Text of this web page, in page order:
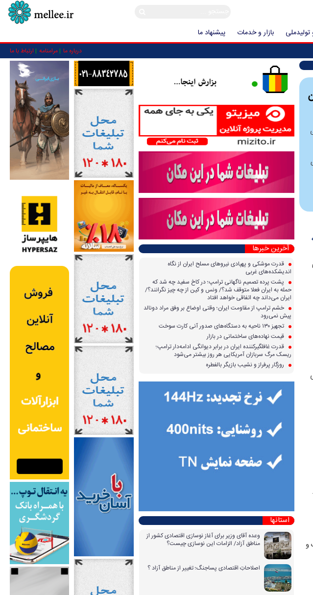
بازار و خدمات پیشنهاد ما
درباره ما مرامنامه ارتباط با ما
۳ نظامی
و
آخرین خبرها
قدرت موشکی و پهپادی نیرو‌های مسلح ایران از نگاه
اندیشکده‌های غربی
پشت پرده تصمیم ناگهانی ترامپ؛ در کاخ سفید چه شد که
حمله به ایران فعلا متوقف شد؟/ ونس و کین از چه چیز نگرانند؟/
ایران می‌داند چه اتفاقی خواهد افتاد
خشم ترامپ از مقاومت ایران؛ وقتی اوضاع بر وفق مراد دونالد
پیش نمی‌رود
تجهیز ۱۳۰ ناحیه به دستگاه‌های صدور آنی کارت سوخت
قیمت نهاده‌های ساختمانی در بازار
قدرت غافلگیرکننده ایران در برابر دیوانگی ادامه‌دار ترامپ؛
ریسک مرگ سربازان آمریکایی هر روز بیشتر می‌شود
روزگار پرفراز و نشیب بازیگر بالفطره
استانها
وعده آقای وزیر برای آغاز نوسازی اقتصادی کشور از
مناطق آزاد/ الزامات این نوسازی چیست؟
اصلاحاتِ اقتصادی پساجنگ؛ تغییر از مناطق آزاد ؟